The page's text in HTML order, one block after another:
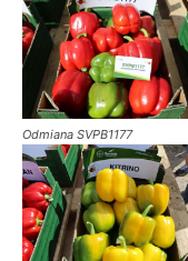
Odmiana SVPB1177